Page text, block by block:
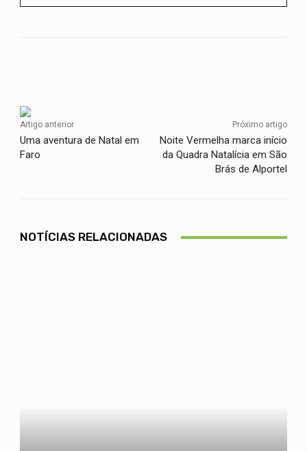
Artigo anterior
Uma aventura de Natal em
Faro
Próximo artigo
Noite Vermelha marca início
da Quadra Natalícia em São
Brás de Alportel
NOTÍCIAS RELACIONADAS